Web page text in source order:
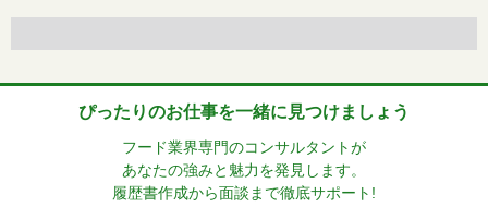
ぴったりのお仕事を一緒に見つけましょう
フード業界専門のコンサルタントが
あなたの強みと魅力を発見します。
履歴書作成から面談まで徹底サポート!